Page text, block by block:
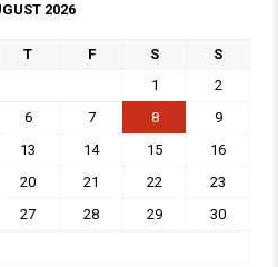
2026
T F S
S
1
2
6 7 8
9
13 14 15
16
20 21 22
23
27 28 29
30